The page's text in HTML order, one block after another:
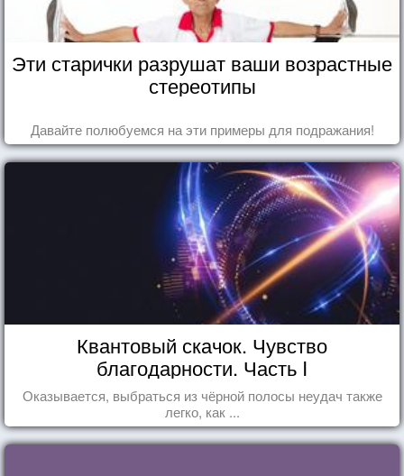
Эти старички разрушат ваши возрастные
стереотипы
Давайте полюбуемся на эти примеры для подражания!
Квантовый скачок. Чувство
благодарности. Часть I
Оказывается, выбраться из чёрной полосы неудач также
легко, как ...